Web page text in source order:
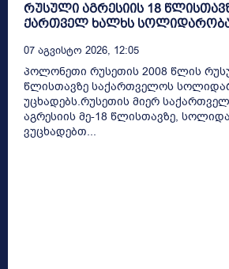
რუსული აგრესიის 18
ქართველ ხალხს
07 Აგვისტო 2026, 12:05
პოლონეთი რუსეთის 2008 წლის
წლისთავზე საქართველოს
უცხადებს.რუსეთის მიერ
აგრესიის მე-18 წლისთავზე,
ვუცხადებთ...